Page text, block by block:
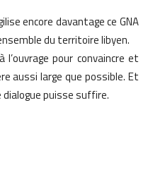
encore davantage ce GNA
du territoire libyen.
pour convaincre et
aussi large que possible. Et
puisse suffire.